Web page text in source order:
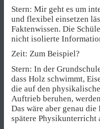
Stern: Mir geht es um
und flexibel einsetzen
Faktenwissen. Die
nicht isolierte
Zeit: Zum Beispiel?
Stern: In der
dass Holz schwimmt,
die auf den
Auftrieb beruhen,
Das wäre aber genau
spätere Physikunterricht